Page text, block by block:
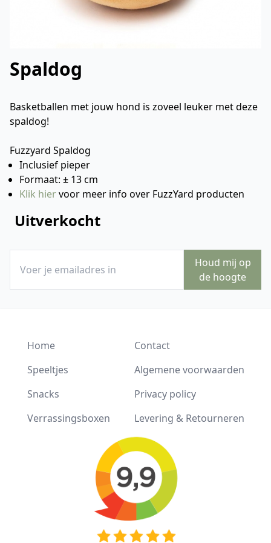
Spaldog
Basketballen met jouw hond is zoveel leuker met deze
spaldog!
Fuzzyard Spaldog
Inclusief pieper
Formaat: ± 13 cm
Klik hiervoor meer info over FuzzYard producten
Uitverkocht
Houd mij op
de hoogte
Home
Speeltjes
Snacks
Verrassingsboxen
Contact
Algemene voorwaarden
Privacy policy
Levering & Retourneren